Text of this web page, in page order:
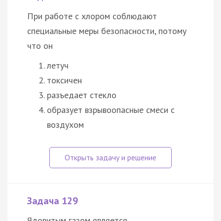
При работе с хлором соблюдают
специальные меры безопасности, потому
что он
летуч
токсичен
разъедает стекло
образует взрывоопасные смеси с
воздухом
Задача 129